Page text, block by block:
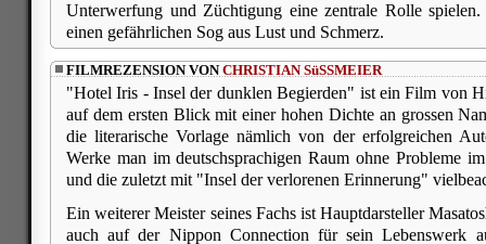
Unterwerfung und Züchtigung eine zentrale Rolle
einen gefährlichen Sog aus Lust und Schmerz.
FILMREZENSION VONCHRISTIAN SüSSMEIER
"Hotel Iris - Insel der dunklen Begierden" ist ein Film von
auf dem ersten Blick mit einer hohen Dichte an grossen
die literarische Vorlage nämlich von der erfolgreichen
Werke man im deutschsprachigen Raum ohne Probleme
und die zuletzt mit "Insel der verlorenen Erinnerung"
Ein weiterer Meister seines Fachs ist Hauptdarsteller
auch auf der Nippon Connection für sein Lebenswerk